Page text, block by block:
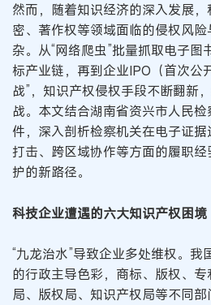
然而，随着知识经济的深入发展
密、著作权等领域面临的侵权风
杂。从“网络爬虫”批量抓取电子
标产业链，再到企业IPO（首次公
战”，知识产权侵权手段不断翻新
战。本文结合湖南省资兴市人民
件，深入剖析检察机关在电子证
打击、跨区域协作等方面的履职
护的新路径。
科技企业遭遇的六大知识产权困境
“九龙治水”导致企业多处维权。
的行政主导色彩，商标、版权、
局、版权局、知识产权局等不同